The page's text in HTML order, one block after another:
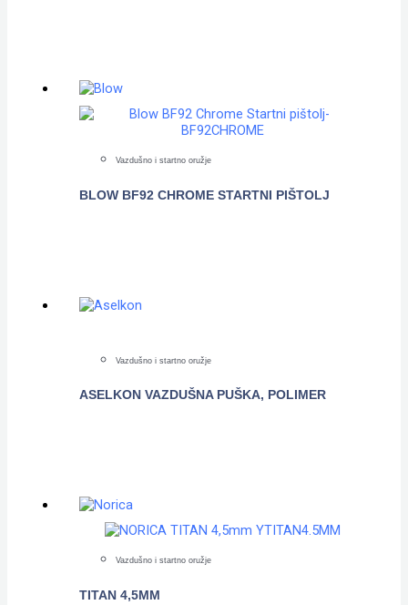
Vazdušno i startno oružje
BLOW BF92 CHROME STARTNI PIŠTOLJ
Vazdušno i startno oružje
ASELKON VAZDUŠNA PUŠKA, POLIMER
Vazdušno i startno oružje
TITAN 4,5MM